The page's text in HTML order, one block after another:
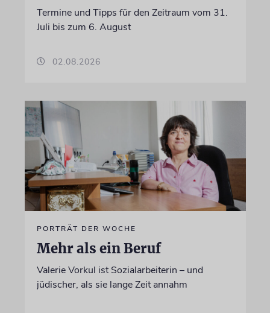
Termine und Tipps für den Zeitraum vom 31.
Juli bis zum 6. August
02.08.2026
PORTRÄT DER WOCHE
Mehr als ein Beruf
Valerie Vorkul ist Sozialarbeiterin – und
jüdischer, als sie lange Zeit annahm